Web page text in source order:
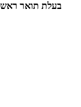
בעלת תואר